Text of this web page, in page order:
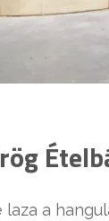
laza a